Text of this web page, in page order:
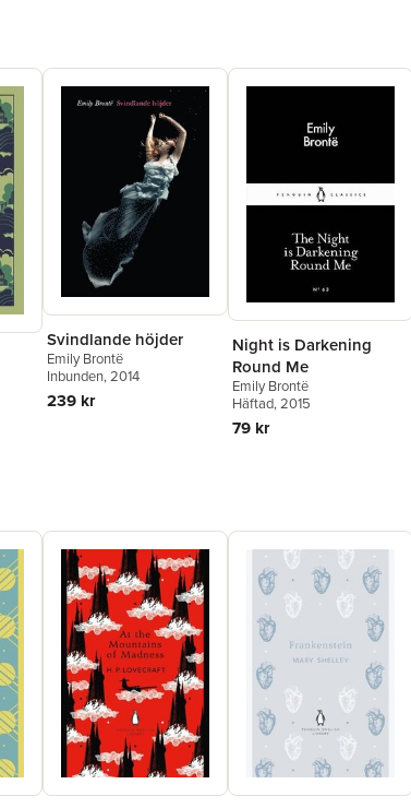
Svindlande höjder
Emily Brontë
Inbunden, 2014
239 kr
Night is Darkening
Round Me
Emily Brontë
Häftad, 2015
79 kr